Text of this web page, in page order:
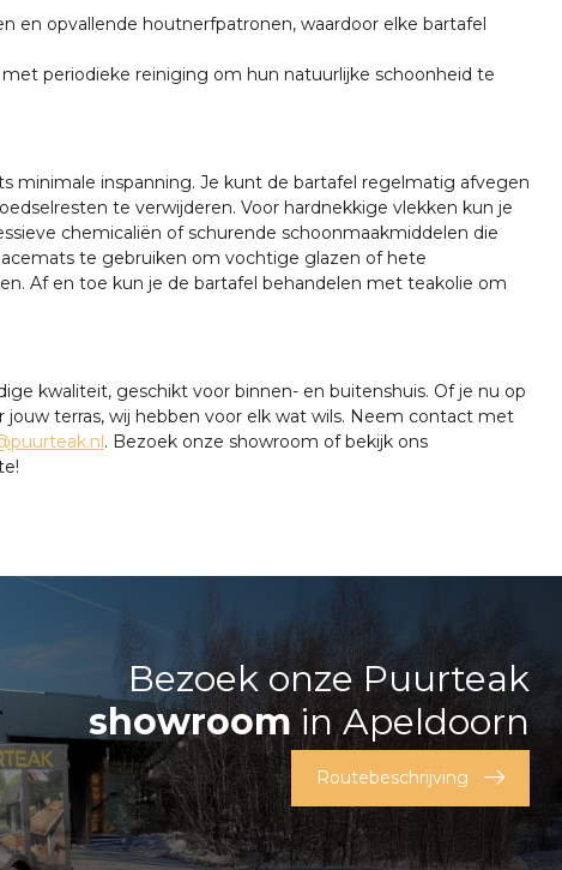
en opvallende houtnerfpatronen, waardoor elke bartafel
periodieke reiniging om hun natuurlijke schoonheid te
minimale inspanning. Je kunt de bartafel regelmatig afvegen
te verwijderen. Voor hardnekkige vlekken kun je
chemicaliën of schurende schoonmaakmiddelen die
te gebruiken om vochtige glazen of hete
Af en toe kun je de bartafel behandelen met teakolie om
kwaliteit, geschikt voor binnen- en buitenshuis. Of je nu op
terras, wij hebben voor elk wat wils. Neem contact met
. Bezoek onze showroom of bekijk ons
Bezoek onze Puurteak
showroomin Apeldoorn
Routebeschrijving